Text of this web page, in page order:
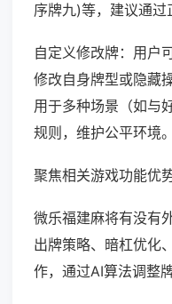
序牌九)等，建议通过
自定义修改牌：用户
修改自身牌型或隐藏
用于多种场景（如与
规则，维护公平环境。
聚焦相关游戏功能优
微乐福建麻将有没有
出牌策略、暗杠优化
作，通过AI算法调整